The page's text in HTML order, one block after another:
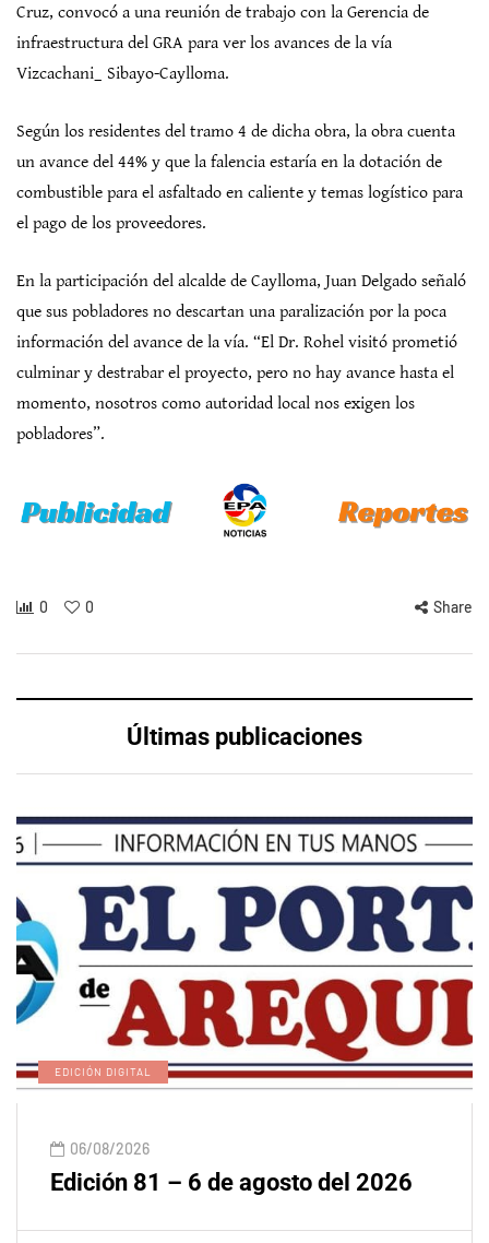
Cruz, convocó a una reunión de trabajo con la Gerencia de
infraestructura del GRA para ver los avances de la vía
Vizcachani_ Sibayo-Caylloma.
Según los residentes del tramo 4 de dicha obra, la obra cuenta
un avance del 44% y que la falencia estaría en la dotación de
combustible para el asfaltado en caliente y temas logístico para
el pago de los proveedores.
En la participación del alcalde de Caylloma, Juan Delgado señaló
que sus pobladores no descartan una paralización por la poca
información del avance de la vía. “El Dr. Rohel visitó prometió
culminar y destrabar el proyecto, pero no hay avance hasta el
momento, nosotros como autoridad local nos exigen los
pobladores”.
0 0 Share
Últimas publicaciones
EDICIÓN DIGITAL
06/08/2026
Edición 81 – 6 de agosto del 2026